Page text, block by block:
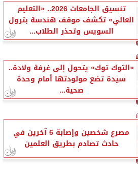
تنسيق الجامعات 2026.. «التعليم
العالي» تكشف موقف هندسة بترول
السويس وتحذر الطلاب...
«التوك توك» يتحول إلى غرفة ولادة..
سيدة تضع مولودتها أمام وحدة
صحية...
مصرع شخصين وإصابة 6 آخرين في
حادث تصادم بطريق العلمين